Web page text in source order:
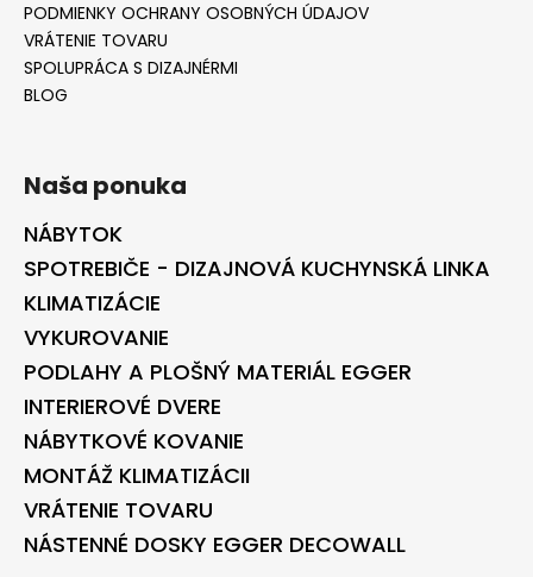
PODMIENKY OCHRANY OSOBNÝCH ÚDAJOV
VRÁTENIE TOVARU
SPOLUPRÁCA S DIZAJNÉRMI
BLOG
Naša ponuka
NÁBYTOK
SPOTREBIČE - DIZAJNOVÁ KUCHYNSKÁ LINKA
KLIMATIZÁCIE
VYKUROVANIE
PODLAHY A PLOŠNÝ MATERIÁL EGGER
INTERIEROVÉ DVERE
NÁBYTKOVÉ KOVANIE
MONTÁŽ KLIMATIZÁCII
VRÁTENIE TOVARU
NÁSTENNÉ DOSKY EGGER DECOWALL